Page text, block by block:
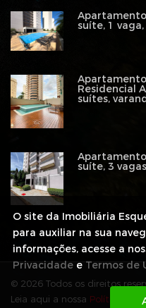
suíte, 1
Residencial
suítes,
suíte, 3
© 2026 Todos os direitos
Leia aqui a nossa Política de
O site da Imobiliária
para auxiliar na sua
informações, acesse a
Privacidade e Termos de